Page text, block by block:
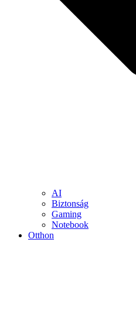
AI
Biztonság
Gaming
Notebook
Otthon